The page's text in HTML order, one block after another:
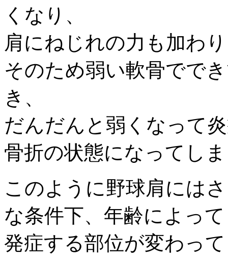
くなり、
肩にねじれの力も加わ
そのため弱い軟骨でで
き、
だんだんと弱くなって
骨折の状態になってし
このように野球肩には
な条件下、年齢によっ
発症する部位が変わっ